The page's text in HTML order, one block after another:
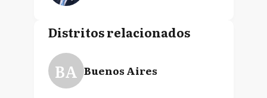
Distritos relacionados
BA Buenos Aires